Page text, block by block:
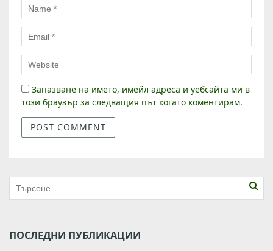
Запазване на името, имейл адреса и уебсайта ми в
този браузър за следващия път когато коментирам.
ПОСЛЕДНИ ПУБЛИКАЦИИ